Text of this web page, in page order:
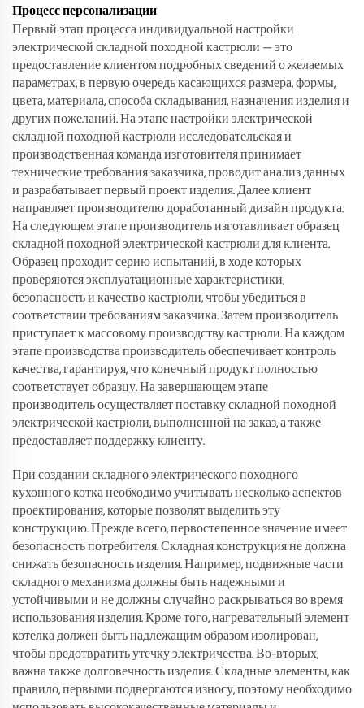
Процесс персонализации
Первый этап процесса индивидуальной настройки
электрической складной походной кастрюли — это
предоставление клиентом подробных сведений о желаемых
параметрах, в первую очередь касающихся размера, формы,
цвета, материала, способа складывания, назначения изделия и
других пожеланий. На этапе настройки электрической
складной походной кастрюли исследовательская и
производственная команда изготовителя принимает
технические требования заказчика, проводит анализ данных
и разрабатывает первый проект изделия. Далее клиент
направляет производителю доработанный дизайн продукта.
На следующем этапе производитель изготавливает образец
складной походной электрической кастрюли для клиента.
Образец проходит серию испытаний, в ходе которых
проверяются эксплуатационные характеристики,
безопасность и качество кастрюли, чтобы убедиться в
соответствии требованиям заказчика. Затем производитель
приступает к массовому производству кастрюли. На каждом
этапе производства производитель обеспечивает контроль
качества, гарантируя, что конечный продукт полностью
соответствует образцу. На завершающем этапе
производитель осуществляет поставку складной походной
электрической кастрюли, выполненной на заказ, а также
предоставляет поддержку клиенту.
При создании складного электрического походного
кухонного котка необходимо учитывать несколько аспектов
проектирования, которые позволят выделить эту
конструкцию. Прежде всего, первостепенное значение имеет
безопасность потребителя. Складная конструкция не должна
снижать безопасность изделия. Например, подвижные части
складного механизма должны быть надежными и
устойчивыми и не должны случайно раскрываться во время
использования изделия. Кроме того, нагревательный элемент
котелка должен быть надлежащим образом изолирован,
чтобы предотвратить утечку электричества. Во-вторых,
важна также долговечность изделия. Складные элементы, как
правило, первыми подвергаются износу, поэтому необходимо